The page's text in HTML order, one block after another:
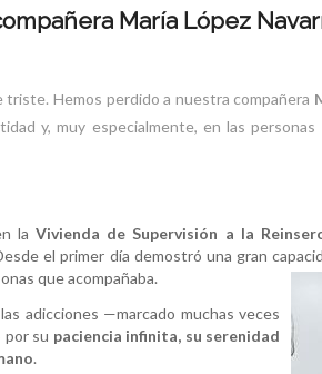
María López
Hemos perdido a nuestra compañera
y, muy especialmente, en las
laVivienda de Supervisión a la
el primer día demostró una gran
que acompañaba.
adicciones —marcado muchas veces
por su paciencia infinita, su serenidad
.